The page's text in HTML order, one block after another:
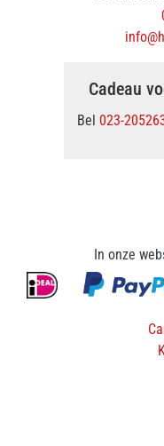
Cadeau
Bel 023-
In onze